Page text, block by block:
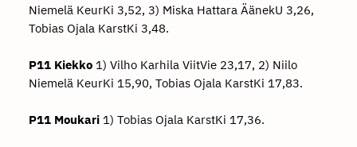
Niemelä KeurKi 3,52, 3) Miska Hattara ÄänekU 3,26,
Tobias Ojala KarstKi 3,48.
P11 Kiekko1) Vilho Karhila ViitVie 23,17, 2) Niilo
Niemelä KeurKi 15,90, Tobias Ojala KarstKi 17,83.
P11 Moukari1) Tobias Ojala KarstKi 17,36.